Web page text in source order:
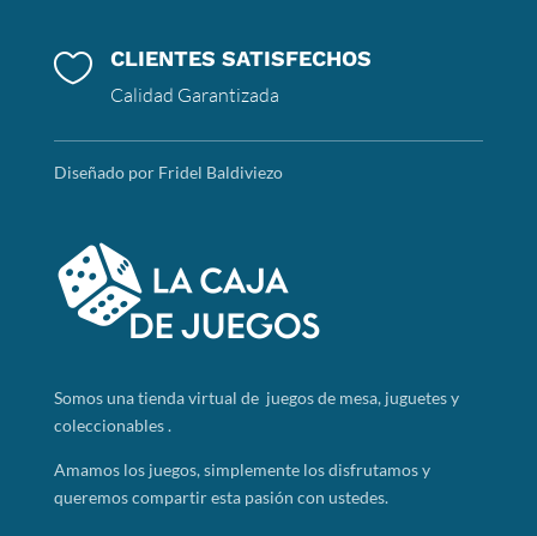
 CLIENTES SATISFECHOS
Calidad Garantizada
Diseñado por Fridel Baldiviezo
Somosuna tienda virtual de juegos de mesa, juguetes y
coleccionables .
Amamos los juegos, simplemente los disfrutamos y
queremos compartir esta pasión con ustedes.